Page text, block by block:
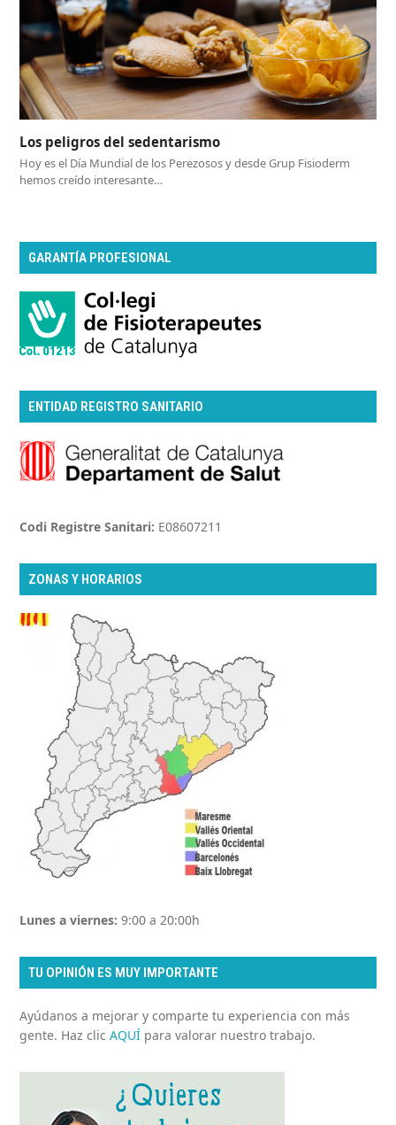
Los peligros del sedentarismo
Hoy es el Día Mundial de los Perezosos y desde Grup Fisioderm
hemos creído interesante…
GARANTÍA PROFESIONAL
ENTIDAD REGISTRO SANITARIO
Codi Registre Sanitari: E08607211
ZONAS Y HORARIOS
Lunes a viernes: 9:00 a 20:00h
TU OPINIÓN ES MUY IMPORTANTE
Ayúdanos a mejorar y comparte tu experiencia con más
gente. Haz clicAQUÍ para valorar nuestro trabajo.